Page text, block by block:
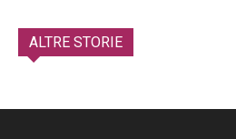
ALTRE STORIE